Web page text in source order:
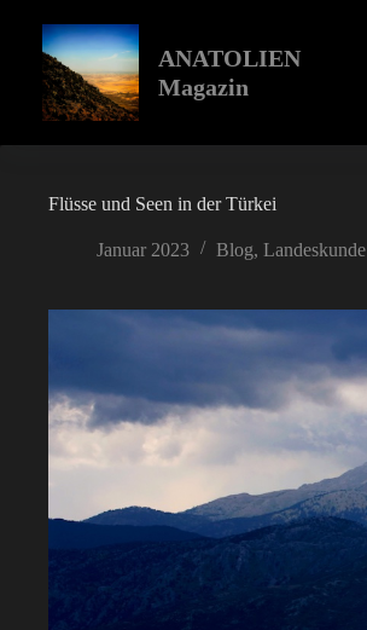
springen
ANATOLIEN
Magazin
Flüsse und Seen in der Türkei
Januar 2023 Blog, Landeskunde